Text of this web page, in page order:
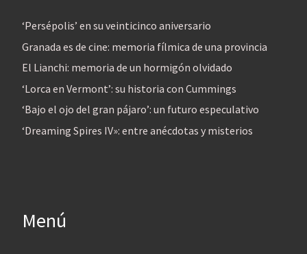
‘Persépolis’ en su veinticinco aniversario
Granada es de cine: memoria fílmica de una provincia
El Lianchi: memoria de un hormigón olvidado
‘Lorca en Vermont’: su historia con Cummings
‘Bajo el ojo del gran pájaro’: un futuro especulativo
‘Dreaming Spires IV»: entre anécdotas y misterios
Menú